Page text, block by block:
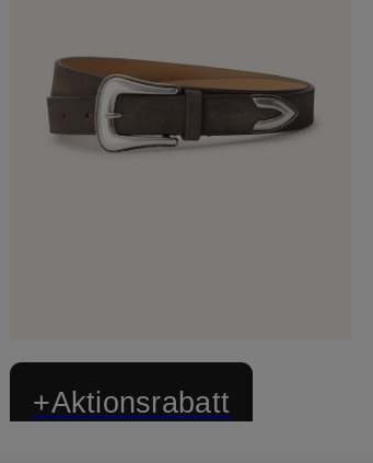
+Aktionsrabatt